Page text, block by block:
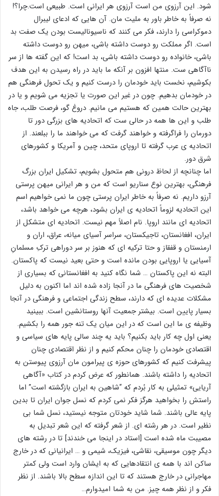
شود. این آرزوی من است آرزوی هر ایرانی است. طبیعی است.چرا؟!
نه صرفاً به خاطر باور به ملیت مان. آن هایی که ادعای لیبرال
دموکراسی را دارند، فکر می کنند که ناسیونالیست بودن یک صفت بد
است. اگر مملکت رو دوست داشته باشی، میهن رو دوست داشته
باشی، خانواده رو دوست داشته باشی، بد است! که این گفته ها از سر
ناآگاهی ست. منتها افزون بر آنکه ما باید در راه رسیدن به این هدف
بکوشیم، نخست باید خودمان را درست کنیم و یک تحول فرهنگی هم
در خودمان بدهیم. چون در غیر این صورت یا تجزیه می شویم و یا در
بهترین حالت همین که هستیم می مانیم. دروغ گو، فرصت طلب، جاه
طلب و این ها همه در حالی ست که اتحادیه های بزرگی دور تا
دورمان را فراگرفته و خواهند گرفت که می خواهند ما را ببلعند. از
اتحادیه ی عرب گرفته تا اروپای متحد، چین و آمریکا و کشورهای
شرق دور.
اما چنانچه از لحاظ درونی هم متحول بشویم، تشکیل ایران بزرگ
فرهنگی، بهترین نوع سناریو است که من و هر ایرانی میهن پرستی
آرزو داریم. نه صرفاً به خاطر ایران پرستی چون ما نمی خواهیم اسم
این اتحادیه لزوماً اتحادیه ی ایران بشود، هرچه می خواهد باشد،
اتحادیه ای مانند اروپا. نام اصلاً مهم نیست. اتحادیه ای متشکل از
ایران، افغانستان، تاجیکستان، سراسر آسیای میانه، عراق، اران و
ارمنستان و قفقاز و حتا ترکیه ای که هنوز بر سر دوراهی ترکِ مسلمانِ
آسیایی یا اروپایی بودن مانده است و حتی بعید نیست که پاکستان.
البته نه این پاکستان … شما نگاه کنید به افغانستانی که بسیاری از
شخصیت های فرهنگی ما در آنجا زاده شده اند اما اکنون به دلیل
مشکلات عدیده ای که دارند، سطح زندگی اجتماعی و فرهنگی در آنجا
بسیار پایین است. بیشتر جمعیت آنها روستانشین است. ببینید
وظیفه ی ما این است که در این میان یک تنه جور همه را بکشیم.
یعنی اول چه کار باید بکنیم؟ باید یه چند سالی پایه های سیاسی و
اقتصادی خودمان را چنان محکم کنیم و از نظر اقتصادی چنان
پیشرفت کنیم که کشورهای حوزه ی پیرامون مان آرزوی پیوستن به
اتحادیه را داشته باشند. همانطور که عرض کردم در کتاب «آگاهی
آریایی» تمثیلی به کار بُردم که “شاهین به ایران بازگشته است” اما
راستش را بخواهید هرگز فکر نمی کردم که نسل جوان ایران تا بدین
پایه عالی باشند. شما شاید خودتان متوجه نیستید، نسل شما بی
نظیر است. در هر رشته ای. از شعر گرفته که این شعر تبدیل به
مصیبت ماه شده است [استاد در اینجا می خندند] تا در رشته های
دیگر چون موسیقی، نقاشی، فیزیک، شیمی و … ایرانیانی که در خارج
ساکن اند با همه ی انتقادهایی که به ایشان وارد است ولی کمتر
مهاجرانی در خارج هستند که تا این اندازه سطح بالا باشند. از نظر
فکر و از نظر همه چیز. من به شما امیدوارم…